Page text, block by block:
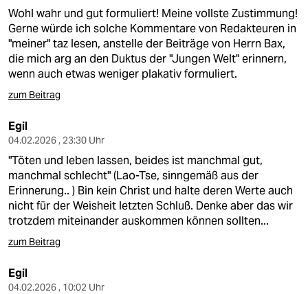
Wohl wahr und gut formuliert! Meine vollste Zustimmung!
Gerne würde ich solche Kommentare von Redakteuren in
"meiner" taz lesen, anstelle der Beiträge von Herrn Bax,
die mich arg an den Duktus der "Jungen Welt" erinnern,
wenn auch etwas weniger plakativ formuliert.
zum Beitrag
Egil
04.02.2026 , 23:30 Uhr
"Töten und leben lassen, beides ist manchmal gut,
manchmal schlecht" (Lao-Tse, sinngemäß aus der
Erinnerung.. ) Bin kein Christ und halte deren Werte auch
nicht für der Weisheit letzten Schluß. Denke aber das wir
trotzdem miteinander auskommen können sollten...
zum Beitrag
Egil
04.02.2026 , 10:02 Uhr